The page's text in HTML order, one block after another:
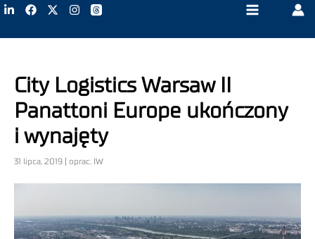
City Logistics Warsaw II
Panattoni Europe ukończony
i wynajęty
31 lipca, 2019 | oprac. IW